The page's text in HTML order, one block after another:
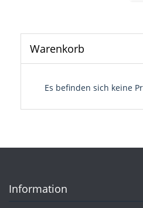
Warenkorb
Es befinden sich keine
Information